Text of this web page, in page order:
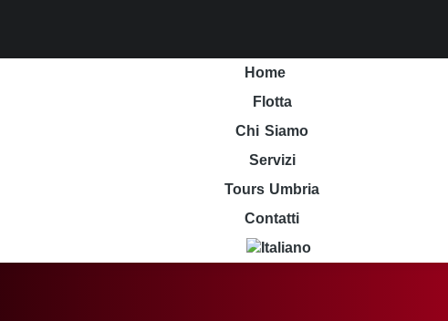
Home
Flotta
Chi Siamo
Servizi
Tours Umbria
Contatti